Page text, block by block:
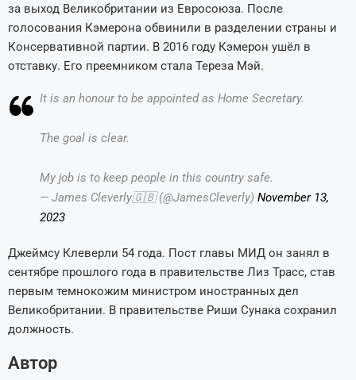
за выход Великобритании из Евросоюза. После
голосования Кэмерона обвинили в разделении страны и
Консервативной партии. В 2016 году Кэмерон ушёл в
отставку. Его преемником стала Тереза Мэй.
It is an honour to be appointed as Home Secretary.
The goal is clear.
My job is to keep people in this country safe.
— James Cleverly🇬🇧 (@JamesCleverly) November 13,
2023
Джеймсу Клеверли 54 года. Пост главы МИД он занял в
сентябре прошлого года в правительстве Лиз Трасс, став
первым темнокожим министром иностранных дел
Великобритании. В правительстве Риши Сунака сохранил
должность.
Автор